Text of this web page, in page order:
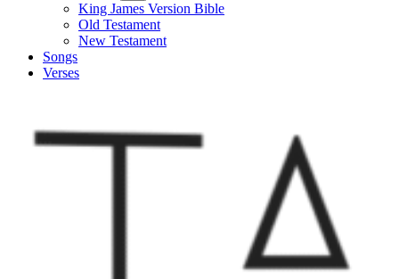
King James Version Bible
Old Testament
New Testament
Songs
Verses